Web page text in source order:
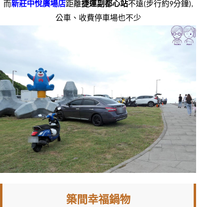
而新莊中悅廣場店距離捷運副都心站不遠(步行約9分鐘),
公車、收費停車場也不少
築間幸福鍋物